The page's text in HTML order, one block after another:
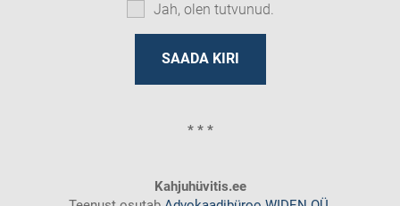
Jah, olen tutvunud.
* * *
Kahjuhüvitis.ee